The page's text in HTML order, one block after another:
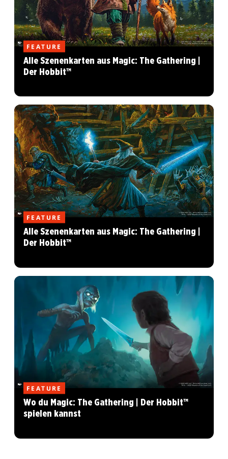
FEATURE
Alle Szenenkarten aus Magic: The Gathering |
Der Hobbit™
FEATURE
Alle Szenenkarten aus Magic: The Gathering |
Der Hobbit™
FEATURE
Wo du Magic: The Gathering | Der Hobbit™
spielen kannst